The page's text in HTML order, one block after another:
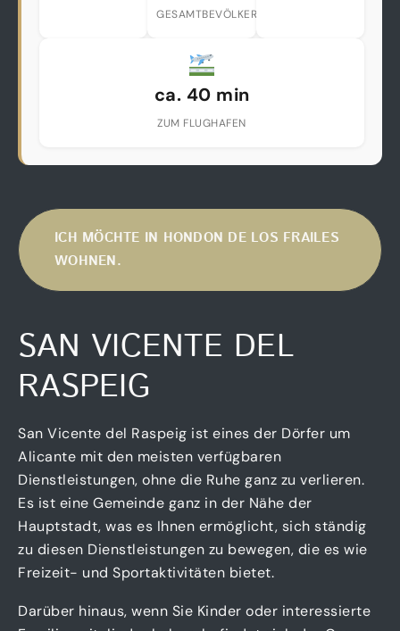
GESAMTBEVÖLKERUNG)
ca. 40 min
ZUM FLUGHAFEN
ICH MÖCHTE IN HONDON DE LOS FRAILES
WOHNEN.
SAN VICENTE DEL
RASPEIG
San Vicente del Raspeig ist eines der Dörfer um
Alicante mit den meisten verfügbaren
Dienstleistungen, ohne die Ruhe ganz zu verlieren.
Es ist eine Gemeinde ganz in der Nähe der
Hauptstadt, was es Ihnen ermöglicht, sich ständig
zu diesen Dienstleistungen zu bewegen, die es wie
Freizeit- und Sportaktivitäten bietet.
Darüber hinaus, wenn Sie Kinder oder interessierte